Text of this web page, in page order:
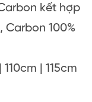
kết hợp
Carbon 100%
| 115cm